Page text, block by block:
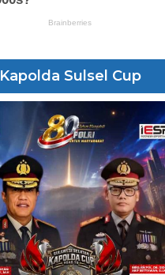
Kapolda Sulsel Cup